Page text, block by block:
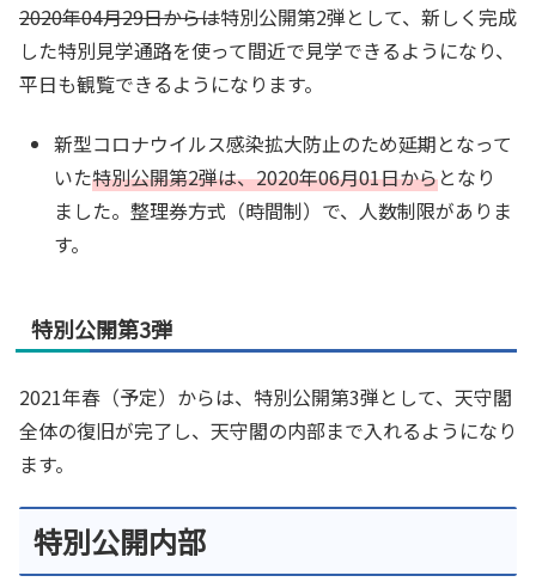
2020年04月29日からは特別公開第2弾として、新しく完成
した特別見学通路を使って間近で見学できるようになり、
平日も観覧できるようになります。
新型コロナウイルス感染拡大防止のため延期となって
いた特別公開第2弾は、2020年06月01日からとなり
ました。整理券方式（時間制）で、人数制限がありま
す。
特別公開第3弾
2021年春（予定）からは、特別公開第3弾として、天守閣
全体の復旧が完了し、天守閣の内部まで入れるようになり
ます。
特別公開内部